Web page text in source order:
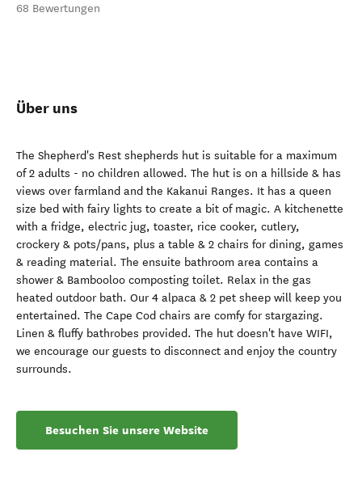
68 Bewertungen
Über uns
The Shepherd's Rest shepherds hut is suitable for a maximum
of 2 adults - no children allowed. The hut is on a hillside & has
views over farmland and the Kakanui Ranges. It has a queen
size bed with fairy lights to create a bit of magic. A kitchenette
with a fridge, electric jug, toaster, rice cooker, cutlery,
crockery & pots/pans, plus a table & 2 chairs for dining, games
& reading material. The ensuite bathroom area contains a
shower & Bambooloo composting toilet. Relax in the gas
heated outdoor bath. Our 4 alpaca & 2 pet sheep will keep you
entertained. The Cape Cod chairs are comfy for stargazing.
Linen & fluffy bathrobes provided. The hut doesn't have WIFI,
we encourage our guests to disconnect and enjoy the country
surrounds.
Besuchen Sie unsere Website